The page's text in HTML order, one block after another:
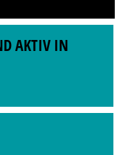
AKTIV IN